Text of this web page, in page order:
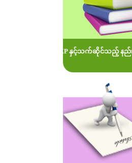
MOEP နှင့်သက်ဆိုင်သည့် နည်း